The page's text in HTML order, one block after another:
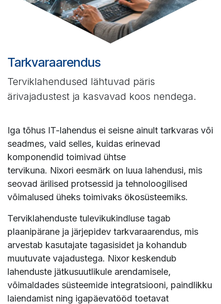
Tarkvaraarendus
Terviklahendused lähtuvad päris
ärivajadustest ja kasvavad koos nendega.
Iga tõhus IT-lahendus ei seisne ainult tarkvaras või
seadmes, vaid selles, kuidas erinevad
komponendid toimivad ühtse
tervikuna. Nixori eesmärk on luua lahendusi, mis
seovad ärilised protsessid ja tehnoloogilised
võimalused üheks toimivaks ökosüsteemiks.
Terviklahenduste tulevikukindluse tagab
plaanipärane ja järjepidev tarkvaraarendus, mis
arvestab kasutajate tagasisidet ja kohandub
muutuvate vajadustega. Nixor keskendub
lahenduste jätkusuutlikule arendamisele,
võimaldades süsteemide integratsiooni, paindlikku
laiendamist ning igapäevatööd toetavat